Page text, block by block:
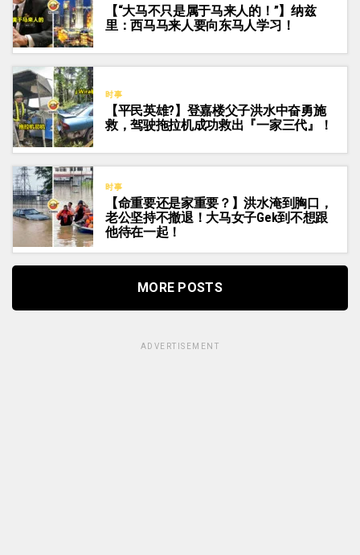
【“大马不只是属于马来人的！”】纳兹
里：西马马来人要向东马人学习！
时事
【平民英雄?】登嘉楼父子洪水中奋勇施
救，驾驶拖拉机成功救出『一家三代』！
时事
【命重要还是家重要？】洪水淹到胸口，
老公坚持不撤退！大马女子Gek到不想跟
他待在一起！
MORE POSTS
ADVERTISEMENT